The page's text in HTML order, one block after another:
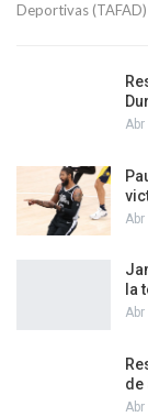
Deportivas
Abr
Abr
la
Abr
de
Abr